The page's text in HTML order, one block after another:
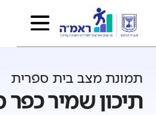
תמונת מצב בית ספרית
תיכון שמיר